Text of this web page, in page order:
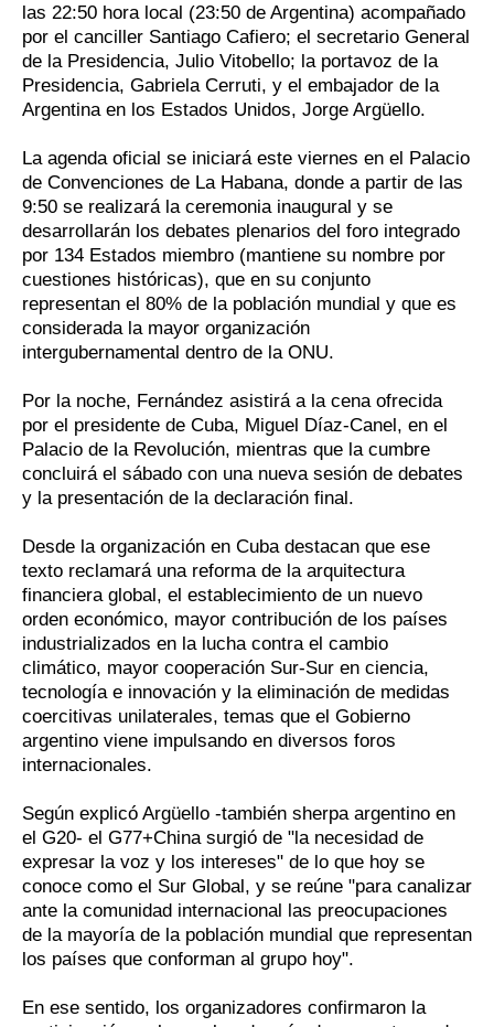
las 22:50 hora local (23:50 de Argentina) acompañado
por el canciller Santiago Cafiero; el secretario General
de la Presidencia, Julio Vitobello; la portavoz de la
Presidencia, Gabriela Cerruti, y el embajador de la
Argentina en los Estados Unidos, Jorge Argüello.
La agenda oficial se iniciará este viernes en el Palacio
de Convenciones de La Habana, donde a partir de las
9:50 se realizará la ceremonia inaugural y se
desarrollarán los debates plenarios del foro integrado
por 134 Estados miembro (mantiene su nombre por
cuestiones históricas), que en su conjunto
representan el 80% de la población mundial y que es
considerada la mayor organización
intergubernamental dentro de la ONU.
Por la noche, Fernández asistirá a la cena ofrecida
por el presidente de Cuba, Miguel Díaz-Canel, en el
Palacio de la Revolución, mientras que la cumbre
concluirá el sábado con una nueva sesión de debates
y la presentación de la declaración final.
Desde la organización en Cuba destacan que ese
texto reclamará una reforma de la arquitectura
financiera global, el establecimiento de un nuevo
orden económico, mayor contribución de los países
industrializados en la lucha contra el cambio
climático, mayor cooperación Sur-Sur en ciencia,
tecnología e innovación y la eliminación de medidas
coercitivas unilaterales, temas que el Gobierno
argentino viene impulsando en diversos foros
internacionales.
Según explicó Argüello -también sherpa argentino en
el G20- el G77+China surgió de "la necesidad de
expresar la voz y los intereses" de lo que hoy se
conoce como el Sur Global, y se reúne "para canalizar
ante la comunidad internacional las preocupaciones
de la mayoría de la población mundial que representan
los países que conforman al grupo hoy".
En ese sentido, los organizadores confirmaron la